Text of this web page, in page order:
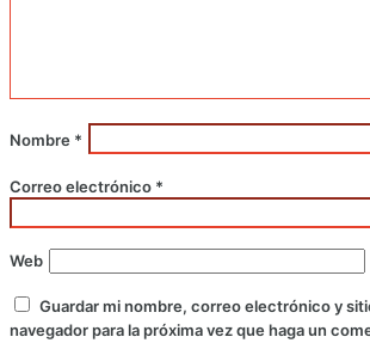
Nombre *
Correo electrónico *
Web
Guardar mi nombre, correo electrónico y
navegador para la próxima vez que haga un